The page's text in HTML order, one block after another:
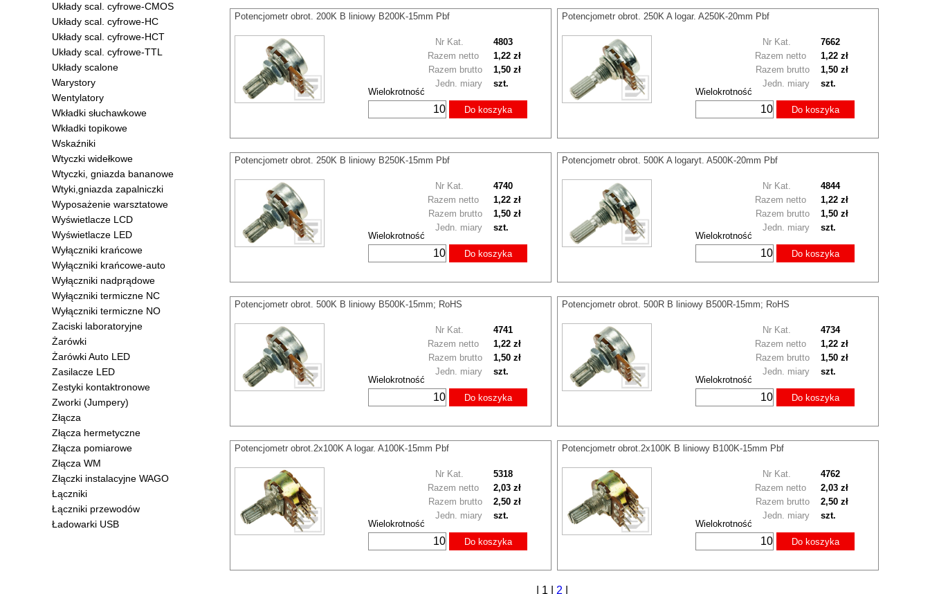
Układy scal. cyfrowe-CMOS
Układy scal. cyfrowe-HC
Układy scal. cyfrowe-HCT
Układy scal. cyfrowe-TTL
Układy scalone
Warystory
Wentylatory
Wkładki słuchawkowe
Wkładki topikowe
Wskaźniki
Wtyczki widełkowe
Wtyczki, gniazda bananowe
Wtyki,gniazda zapalniczki
Wyposażenie warsztatowe
Wyświetlacze LCD
Wyświetlacze LED
Wyłączniki krańcowe
Wyłączniki krańcowe-auto
Wyłączniki nadprądowe
Wyłączniki termiczne NC
Wyłączniki termiczne NO
Zaciski laboratoryjne
Żarówki
Żarówki Auto LED
Zasilacze LED
Zestyki kontaktronowe
Zworki (Jumpery)
Złącza
Złącza hermetyczne
Złącza pomiarowe
Złącza WM
Złączki instalacyjne WAGO
Łączniki
Łączniki przewodów
Ładowarki USB
Potencjometr obrot. 200K B liniowy B200K-15mm Pbf
Wielokrotność
Nr Kat. 4803
Razem brutto 1,50 zł
Razem netto 1,22 zł
Jedn. miary szt.
Do koszyka
Potencjometr obrot. 250K A logar. A250K-20mm Pbf
Wielokrotność
Nr Kat. 7662
Razem brutto 1,50 zł
Razem netto 1,22 zł
Jedn. miary szt.
Do koszyka
Potencjometr obrot. 250K B liniowy B250K-15mm Pbf
Wielokrotność
Nr Kat. 4740
Razem brutto 1,50 zł
Razem netto 1,22 zł
Jedn. miary szt.
Do koszyka
Potencjometr obrot. 500K A logaryt. A500K-20mm Pbf
Wielokrotność
Nr Kat. 4844
Razem brutto 1,50 zł
Razem netto 1,22 zł
Jedn. miary szt.
Do koszyka
Potencjometr obrot. 500K B liniowy B500K-15mm; RoHS
Wielokrotność
Nr Kat. 4741
Razem brutto 1,50 zł
Razem netto 1,22 zł
Jedn. miary szt.
Do koszyka
Potencjometr obrot. 500R B liniowy B500R-15mm; RoHS
Wielokrotność
Nr Kat. 4734
Razem brutto 1,50 zł
Razem netto 1,22 zł
Jedn. miary szt.
Do koszyka
Potencjometr obrot.2x100K A logar. A100K-15mm Pbf
Wielokrotność
Nr Kat. 5318
Razem brutto 2,50 zł
Razem netto 2,03 zł
Jedn. miary szt.
Do koszyka
Potencjometr obrot.2x100K B liniowy B100K-15mm Pbf
Wielokrotność
Nr Kat. 4762
Razem brutto 2,50 zł
Razem netto 2,03 zł
Jedn. miary szt.
Do koszyka
1 2